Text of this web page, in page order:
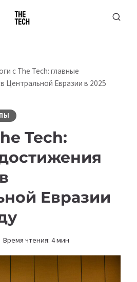
с The Tech: главные
Центральной Евразии в 2025
Tech:
Евразии
Время чтения: 4мин